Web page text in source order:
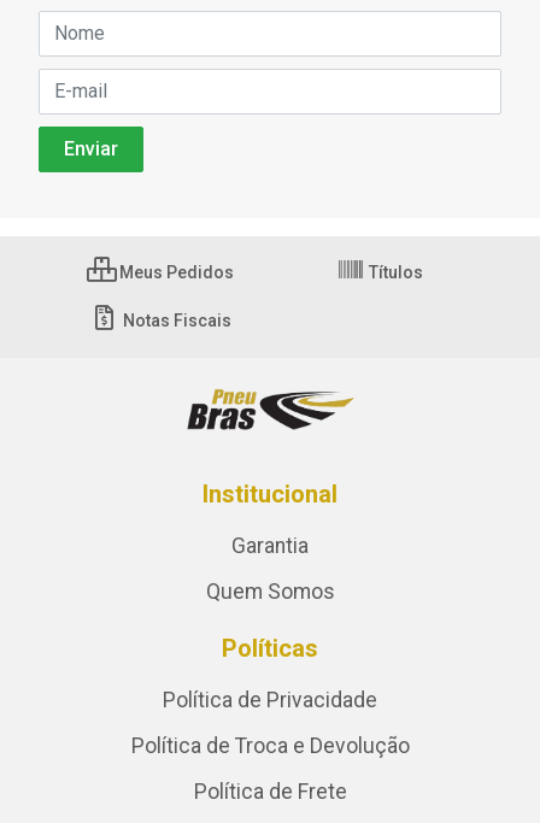
Meus Pedidos Títulos
Notas Fiscais
Institucional
Garantia
Quem Somos
Políticas
Política de Privacidade
Política de Troca e Devolução
Política de Frete